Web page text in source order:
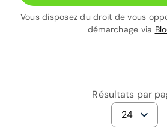
Vous disposez du droit de vous
démarchage via
Résultats par
24